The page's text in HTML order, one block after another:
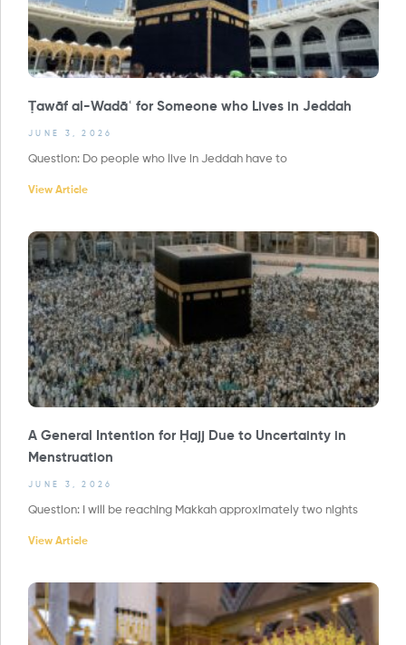
Ṭawāf al-Wadāʿ for Someone who Lives in Jeddah
JUNE 3, 2026
Question: Do people who live in Jeddah have to
View Article
A General Intention for Ḥajj Due to Uncertainty in
Menstruation
JUNE 3, 2026
Question: I will be reaching Makkah approximately two nights
View Article